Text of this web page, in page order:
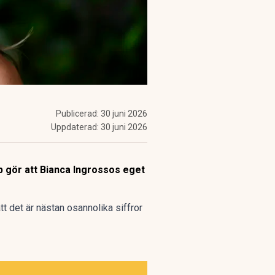
Publicerad: 30 juni 2026
Uppdaterad: 30 juni 2026
gör att Bianca Ingrossos eget
det är nästan osannolika siffror